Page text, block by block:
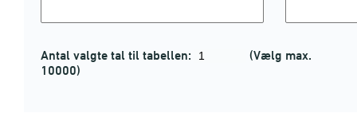
Antal valgte tal til tabellen:
(Vælg max.
10000)